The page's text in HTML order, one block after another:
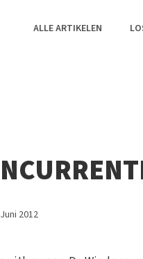
ALLE ARTIKELEN
2012